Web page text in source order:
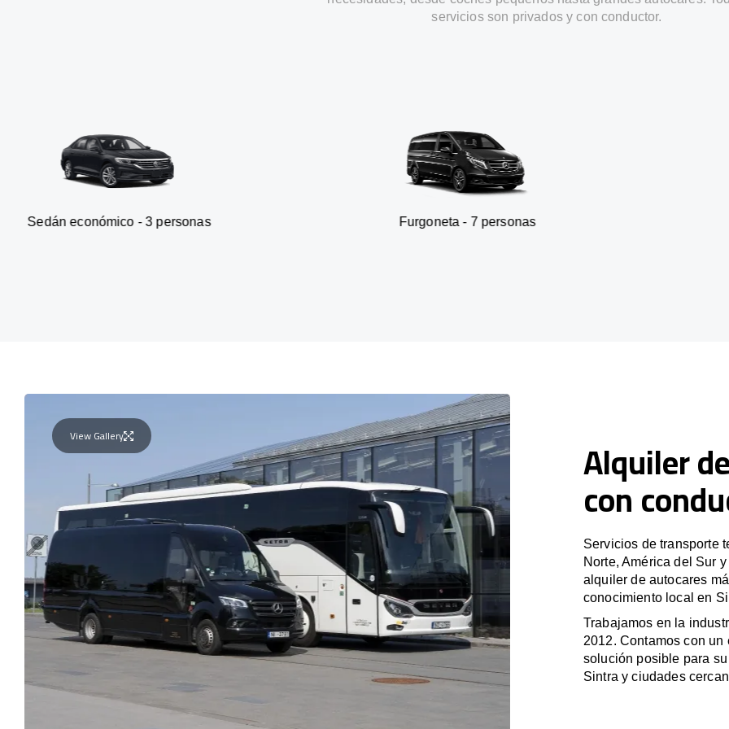
servicios son privados y con conductor.
- 3 personas Furgoneta - 7 personas SUV -
View Gallery Alquiler
con
Servicios de transporte
Norte, América del Sur
alquiler de autocares
conocimiento local en
Trabajamos en la
2012. Contamos con
solución posible para
Sintra y ciudades